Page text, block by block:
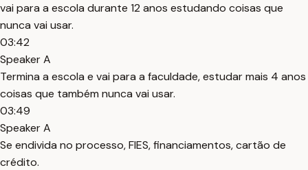
vai para a escola durante 12 anos estudando coisas que
nunca vai usar.
03:42
Speaker A
Termina a escola e vai para a faculdade, estudar mais 4 anos
coisas que também nunca vai usar.
03:49
Speaker A
Se endivida no processo, FIES, financiamentos, cartão de
crédito.